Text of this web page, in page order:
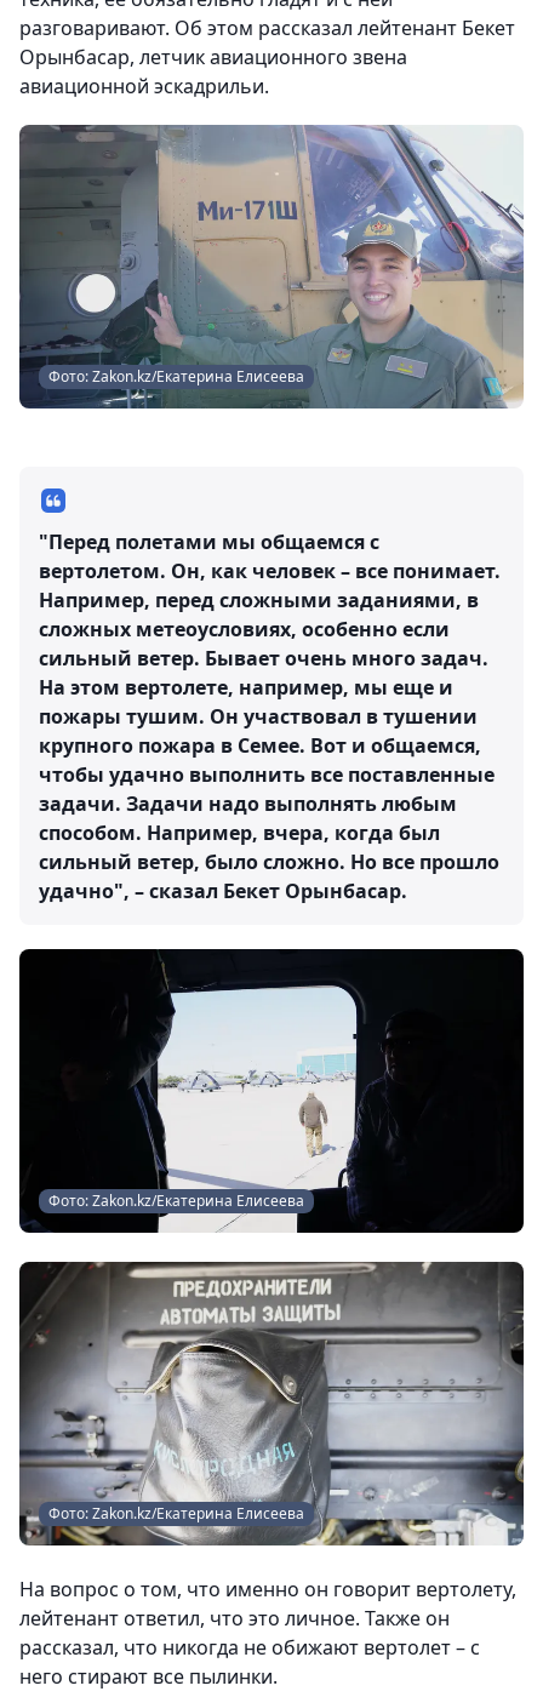
разговаривают. Об этом рассказал лейтенант Бекет
Орынбасар, летчик авиационного звена
авиационной эскадрильи.
Фото: Zakon.kz/Екатерина Елисеева
"Перед полетами мы общаемся с
вертолетом. Он, как человек – все понимает.
Например, перед сложными заданиями, в
сложных метеоусловиях, особенно если
сильный ветер. Бывает очень много задач.
На этом вертолете, например, мы еще и
пожары тушим. Он участвовал в тушении
крупного пожара в Семее. Вот и общаемся,
чтобы удачно выполнить все поставленные
задачи. Задачи надо выполнять любым
способом. Например, вчера, когда был
сильный ветер, было сложно. Но все прошло
удачно", – сказал Бекет Орынбасар.
Фото: Zakon.kz/Екатерина Елисеева
Фото: Zakon.kz/Екатерина Елисеева
На вопрос о том, что именно он говорит вертолету,
лейтенант ответил, что это личное. Также он
рассказал, что никогда не обижают вертолет – с
него стирают все пылинки.